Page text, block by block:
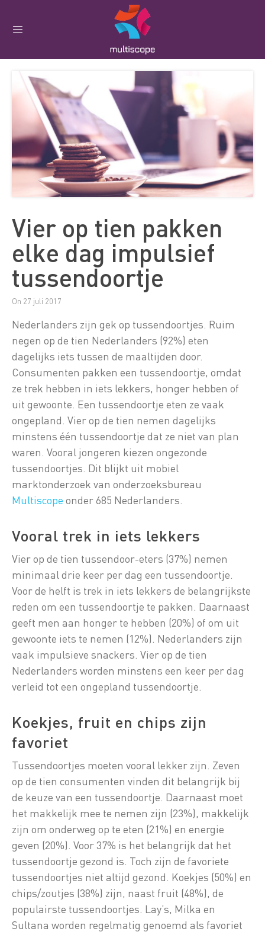
Vier op tien pakken
elke dag impulsief
tussendoortje
On 27 juli 2017
Nederlanders zijn gek op tussendoortjes. Ruim
negen op de tien Nederlanders (92%) eten
dagelijks iets tussen de maaltijden door.
Consumenten pakken een tussendoortje, omdat
ze trek hebben in iets lekkers, honger hebben of
uit gewoonte. Een tussendoortje eten ze vaak
ongepland. Vier op de tien nemen dagelijks
minstens één tussendoortje dat ze niet van plan
waren. Vooral jongeren kiezen ongezonde
tussendoortjes. Dit blijkt uit mobiel
marktonderzoek van onderzoeksbureau
Multiscope onder 685 Nederlanders.
Vooral trek in iets lekkers
Vier op de tien tussendoor-eters (37%) nemen
minimaal drie keer per dag een tussendoortje.
Voor de helft is trek in iets lekkers de belangrijkste
reden om een tussendoortje te pakken. Daarnaast
geeft men aan honger te hebben (20%) of om uit
gewoonte iets te nemen (12%). Nederlanders zijn
vaak impulsieve snackers. Vier op de tien
Nederlanders worden minstens een keer per dag
verleid tot een ongepland tussendoortje.
Koekjes, fruit en chips zijn
favoriet
Tussendoortjes moeten vooral lekker zijn. Zeven
op de tien consumenten vinden dit belangrijk bij
de keuze van een tussendoortje. Daarnaast moet
het makkelijk mee te nemen zijn (23%), makkelijk
zijn om onderweg op te eten (21%) en energie
geven (20%). Voor 37% is het belangrijk dat het
tussendoortje gezond is. Toch zijn de favoriete
tussendoortjes niet altijd gezond. Koekjes (50%) en
chips/zoutjes (38%) zijn, naast fruit (48%), de
populairste tussendoortjes. Lay’s, Milka en
Sultana worden regelmatig genoemd als favoriet